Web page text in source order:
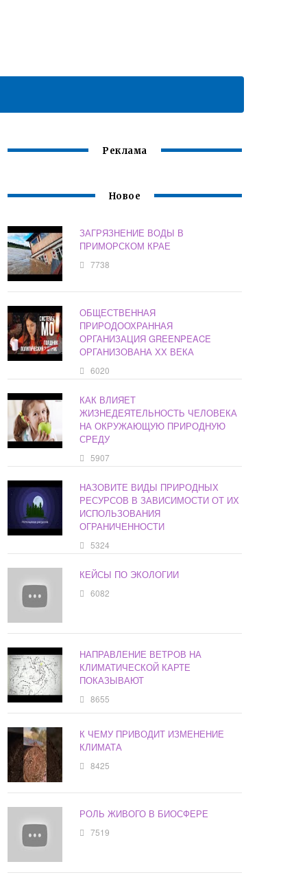
Реклама
Новое
ЗАГРЯЗНЕНИЕ ВОДЫ В
ПРИМОРСКОМ КРАЕ
7738
ОБЩЕСТВЕННАЯ
ПРИРОДООХРАННАЯ
ОРГАНИЗАЦИЯ GREENPEACE
ОРГАНИЗОВАНА ХХ ВЕКА
6020
КАК ВЛИЯЕТ
ЖИЗНЕДЕЯТЕЛЬНОСТЬ ЧЕЛОВЕКА
НА ОКРУЖАЮЩУЮ ПРИРОДНУЮ
СРЕДУ
5907
НАЗОВИТЕ ВИДЫ ПРИРОДНЫХ
РЕСУРСОВ В ЗАВИСИМОСТИ ОТ ИХ
ИСПОЛЬЗОВАНИЯ
ОГРАНИЧЕННОСТИ
5324
КЕЙСЫ ПО ЭКОЛОГИИ
6082
НАПРАВЛЕНИЕ ВЕТРОВ НА
КЛИМАТИЧЕСКОЙ КАРТЕ
ПОКАЗЫВАЮТ
8655
К ЧЕМУ ПРИВОДИТ ИЗМЕНЕНИЕ
КЛИМАТА
8425
РОЛЬ ЖИВОГО В БИОСФЕРЕ
7519